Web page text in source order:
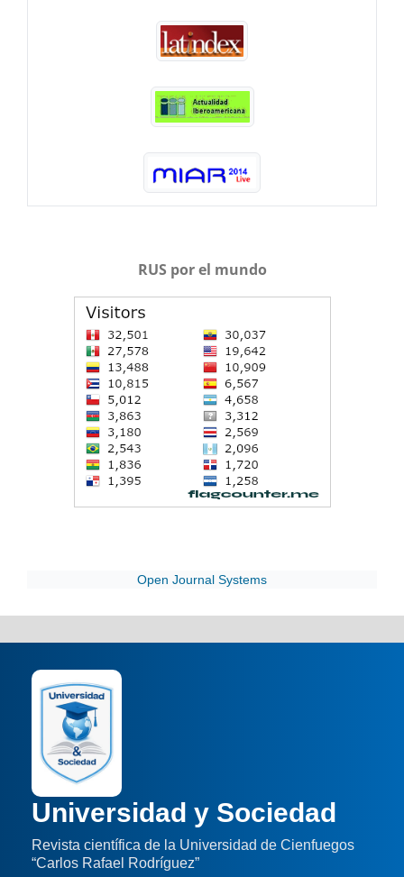
RUS por el mundo
Open Journal Systems
Universidad y Sociedad
Revista científica de la Universidad de Cienfuegos
“Carlos Rafael Rodríguez”